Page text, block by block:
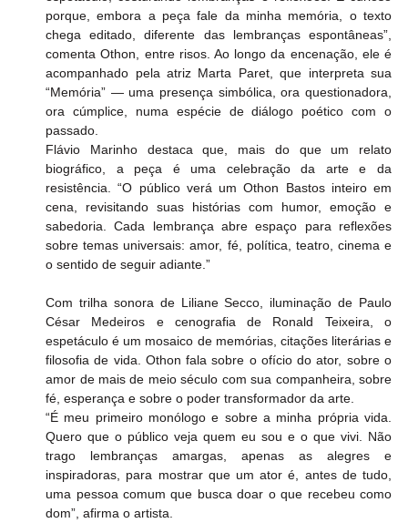
porque, embora a peça fale da minha memória, o texto
chega editado, diferente das lembranças espontâneas”,
comenta Othon, entre risos. Ao longo da encenação, ele é
acompanhado pela atriz Marta Paret, que interpreta sua
“Memória” — uma presença simbólica, ora questionadora,
ora cúmplice, numa espécie de diálogo poético com o
passado.
Flávio Marinho destaca que, mais do que um relato
biográfico, a peça é uma celebração da arte e da
resistência. “O público verá um Othon Bastos inteiro em
cena, revisitando suas histórias com humor, emoção e
sabedoria. Cada lembrança abre espaço para reflexões
sobre temas universais: amor, fé, política, teatro, cinema e
o sentido de seguir adiante.”
Com trilha sonora de Liliane Secco, iluminação de Paulo
César Medeiros e cenografia de Ronald Teixeira, o
espetáculo é um mosaico de memórias, citações literárias e
filosofia de vida. Othon fala sobre o ofício do ator, sobre o
amor de mais de meio século com sua companheira, sobre
fé, esperança e sobre o poder transformador da arte.
“É meu primeiro monólogo e sobre a minha própria vida.
Quero que o público veja quem eu sou e o que vivi. Não
trago lembranças amargas, apenas as alegres e
inspiradoras, para mostrar que um ator é, antes de tudo,
uma pessoa comum que busca doar o que recebeu como
dom”, afirma o artista.